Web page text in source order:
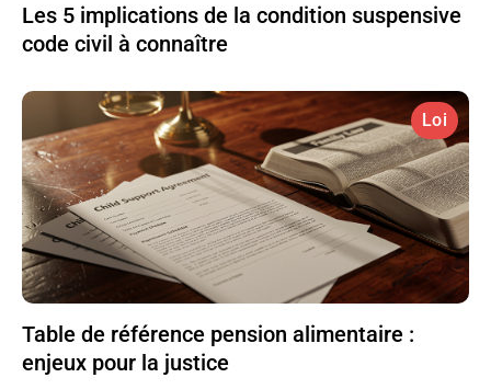
Les 5 implications de la condition suspensive
code civil à connaître
Loi
Table de référence pension alimentaire :
enjeux pour la justice